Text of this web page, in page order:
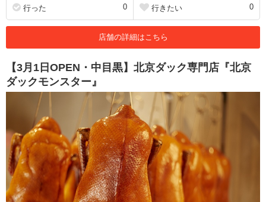
行った 0 行きたい 0
店舗の詳細はこちら
【3月1日OPEN・中目黒】北京ダック専門店『北京
ダックモンスター』